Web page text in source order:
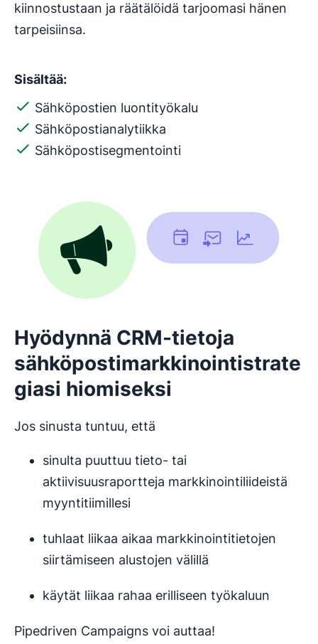
kiinnostustaan ja räätälöidä tarjoomasi hänen
tarpeisiinsa.
Sisältää:
Sähköpostien luontityökalu
Sähköpostianalytiikka
Sähköpostisegmentointi
Hyödynnä CRM-tietoja
sähköpostimarkkinointistrate
giasi hiomiseksi
Jos sinusta tuntuu, että
sinulta puuttuu tieto- tai
aktiivisuusraportteja markkinointiliideistä
myyntitiimillesi
tuhlaat liikaa aikaa markkinointitietojen
siirtämiseen alustojen välillä
käytät liikaa rahaa erilliseen työkaluun
Pipedriven Campaigns voi auttaa!